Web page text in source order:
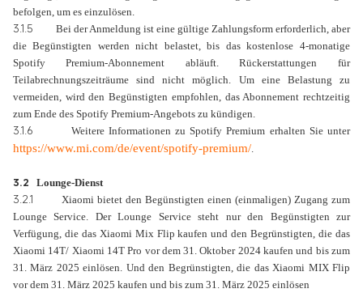
befolgen, um es einzulösen.
3.1.5
Bei der Anmeldung ist eine gültige Zahlungsform erforderlich, aber
die Begünstigten werden nicht belastet, bis das kostenlose 4-monatige
Spotify Premium-Abonnement abläuft. Rückerstattungen für
Teilabrechnungszeiträume sind nicht möglich. Um eine Belastung zu
vermeiden, wird den Begünstigten empfohlen, das Abonnement rechtzeitig
zum Ende des Spotify Premium-Angebots zu kündigen.
3.1.6 Weitere Informationen zu Spotify Premium erhalten Sie unter
https://www.mi.com/de/event/spotify-premium/.
3.2 Lounge-Dienst
3.2.1
Xiaomi bietet den Begünstigten einen (einmaligen) Zugang zum
Lounge Service. Der Lounge Service steht nur den Begünstigten zur
Verfügung, die das Xiaomi Mix Flip kaufen und den Begrünstigten, die das
Xiaomi 14T/ Xiaomi 14T Pro vor dem 31. Oktober 2024 kaufen und bis zum
31. März 2025 einlösen. Und den Begrünstigten, die das Xiaomi MIX Flip
vor dem 31. März 2025 kaufen und bis zum 31. März 2025 einlösen